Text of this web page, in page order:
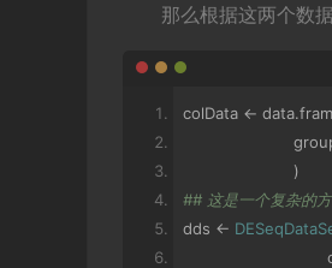
## FBgn0000017
## [1] treated
## Levels: treated
##这是分组信息，7
那么根据这两个数
colData <- data.
)
## 这是一个复杂的
dds <-